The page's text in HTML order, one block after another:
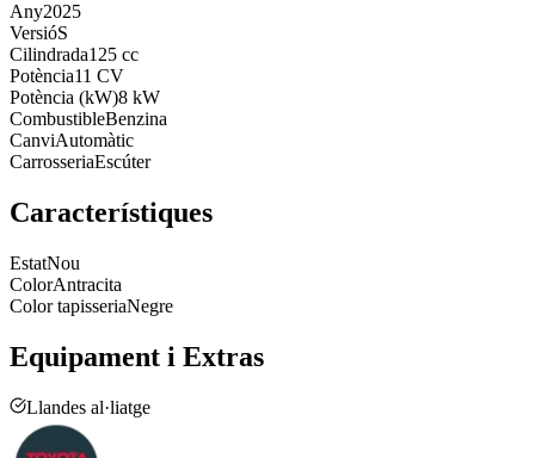
Any2025
VersióS
Cilindrada125 cc
Potència11 CV
Potència (kW)8 kW
CombustibleBenzina
CanviAutomàtic
CarrosseriaEscúter
Característiques
EstatNou
ColorAntracita
Color tapisseriaNegre
Equipament i Extras
Llandes al·liatge